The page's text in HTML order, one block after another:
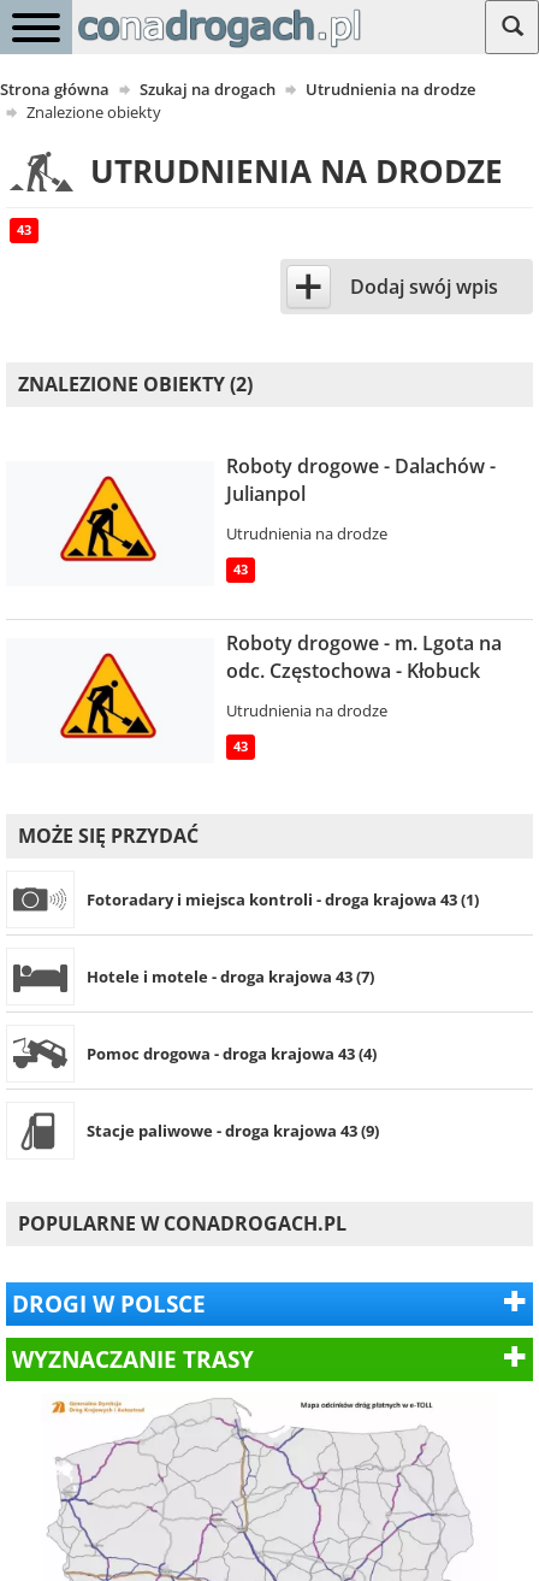
Strona główna Szukaj na drogach
Utrudnienia na drodze
Znalezione obiekty
UTRUDNIENIA NA DRODZE
43
+ Dodaj swój wpis
ZNALEZIONE OBIEKTY (2)
Roboty drogowe - Dalachów -
Julianpol
Utrudnienia na drodze
43
Roboty drogowe - m. Lgota na
odc. Częstochowa - Kłobuck
Utrudnienia na drodze
43
MOŻE SIĘ PRZYDAĆ
Fotoradary i miejsca kontroli - droga krajowa 43 (1)
Hotele i motele - droga krajowa 43 (7)
Pomoc drogowa - droga krajowa 43 (4)
Stacje paliwowe - droga krajowa 43 (9)
POPULARNE W CONADROGACH.PL
DROGI W POLSCE
WYZNACZANIE TRASY